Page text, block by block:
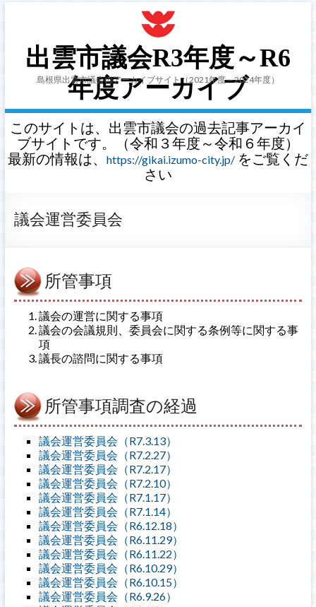
出雲市議会R3年度～R6
年度アーカイブ
島根県出雲市議会のアーカイブサイト（2021年度～2024年度）
このサイトは、出雲市議会の過去記事アーカイ
ブサイトです。（令和３年度～令和６年度）
最新の情報は、
https://gikai.izumo-city.jp/をご覧くだ
さい
議会運営委員会
所管事項
議会の運営に関する事項
議会の会議規則、委員会に関する条例等に関する事
項
議長の諮問に関する事項
所管事項調査の経過
議会運営委員会（R7.3.13）
議会運営委員会（R7.2.27）
議会運営委員会（R7.2.17）
議会運営委員会（R7.2.10）
議会運営委員会（R7.1.17）
議会運営委員会（R7.1.14）
議会運営委員会（R6.12.18）
議会運営委員会（R6.11.29）
議会運営委員会（R6.11.22）
議会運営委員会（R6.10.29）
議会運営委員会（R6.10.15）
議会運営委員会（R6.9.26）